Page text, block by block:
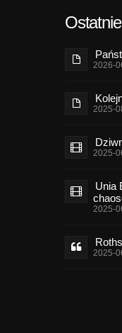
2026-
2025-
2025-
Unia
2025-
2025-